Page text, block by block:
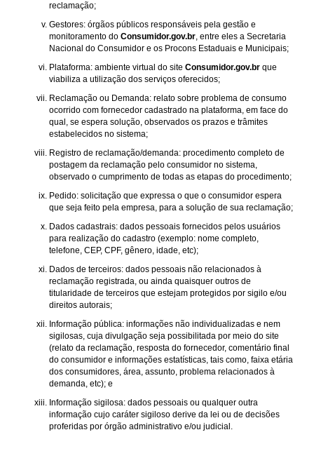
reclamação;
Gestores: órgãos públicos responsáveis pela gestão e
monitoramento do Consumidor.gov.br, entre eles a Secretaria
Nacional do Consumidor e os Procons Estaduais e Municipais;
Plataforma: ambiente virtual do site Consumidor.gov.br que
viabiliza a utilização dos serviços oferecidos;
Reclamação ou Demanda: relato sobre problema de consumo
ocorrido com fornecedor cadastrado na plataforma, em face do
qual, se espera solução, observados os prazos e trâmites
estabelecidos no sistema;
Registro de reclamação/demanda: procedimento completo de
postagem da reclamação pelo consumidor no sistema,
observado o cumprimento de todas as etapas do procedimento;
Pedido: solicitação que expressa o que o consumidor espera
que seja feito pela empresa, para a solução de sua reclamação;
Dados cadastrais: dados pessoais fornecidos pelos usuários
para realização do cadastro (exemplo: nome completo,
telefone, CEP, CPF, gênero, idade, etc);
Dados de terceiros: dados pessoais não relacionados à
reclamação registrada, ou ainda quaisquer outros de
titularidade de terceiros que estejam protegidos por sigilo e/ou
direitos autorais;
Informação pública: informações não individualizadas e nem
sigilosas, cuja divulgação seja possibilitada por meio do site
(relato da reclamação, resposta do fornecedor, comentário final
do consumidor e informações estatísticas, tais como, faixa etária
dos consumidores, área, assunto, problema relacionados à
demanda, etc); e
Informação sigilosa: dados pessoais ou qualquer outra
informação cujo caráter sigiloso derive da lei ou de decisões
proferidas por órgão administrativo e/ou judicial.